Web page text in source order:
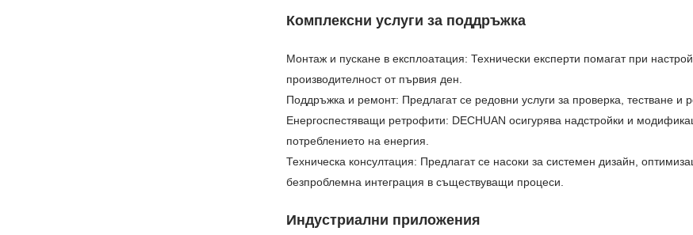
Комплексни услуги за поддръжка
Монтаж и пускане в експлоатация: Технически експерти помагат при
производителност от първия ден.
Поддръжка и ремонт: Предлагат се редовни услуги за проверка, тестване и
Енергоспестяващи ретрофити: DECHUAN осигурява надстройки и
потреблението на енергия.
Техническа консултация: Предлагат се насоки за системен дизайн,
безпроблемна интеграция в съществуващи процеси.
Индустриални приложения